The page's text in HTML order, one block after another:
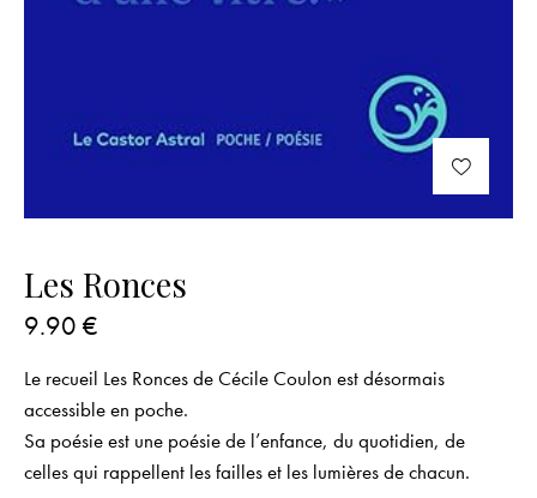
Les Ronces
9.90 €
Le recueil Les Roncesde Cécile Coulon est désormais
accessible en poche.
Sa poésie est une poésie de l’enfance, du quotidien, de
celles qui rappellent les failles et les lumières de chacun.